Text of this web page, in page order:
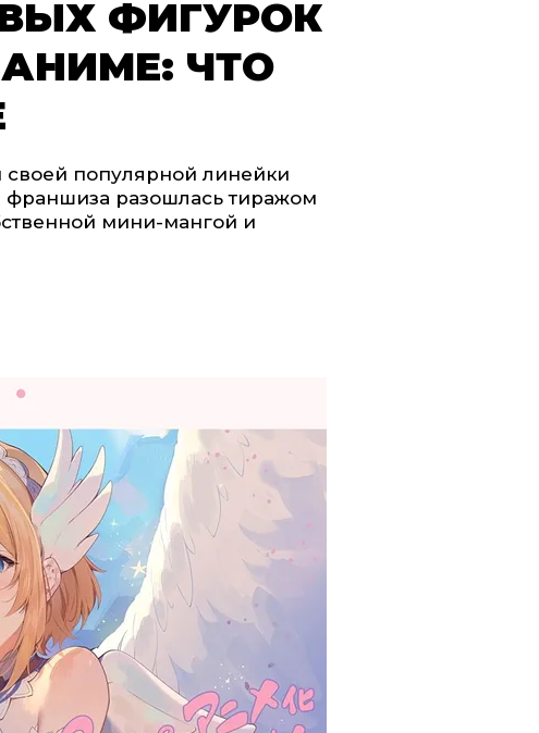
ФИГУРОК
АНИМЕ: ЧТО
своей популярной линейки
франшиза разошлась тиражом
мини-мангой и